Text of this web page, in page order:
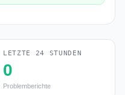
LETZTE 24 STUNDEN
0
Problemberichte